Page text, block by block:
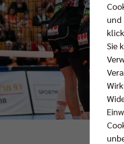
und
Sie